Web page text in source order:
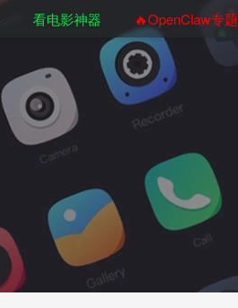
看电影神器 🔥OpenClaw专题